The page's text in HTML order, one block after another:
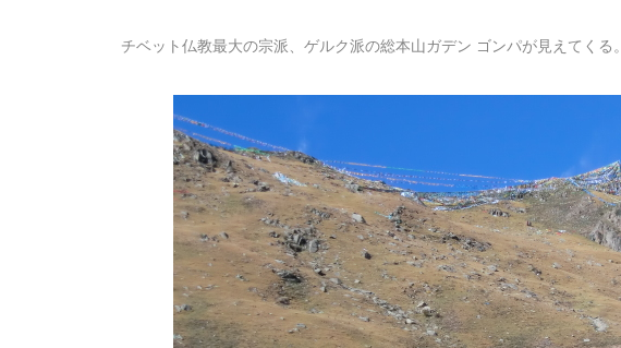
チベット仏教最大の宗派、ゲルク派の総本山ガデン ゴンパが見えてくる。